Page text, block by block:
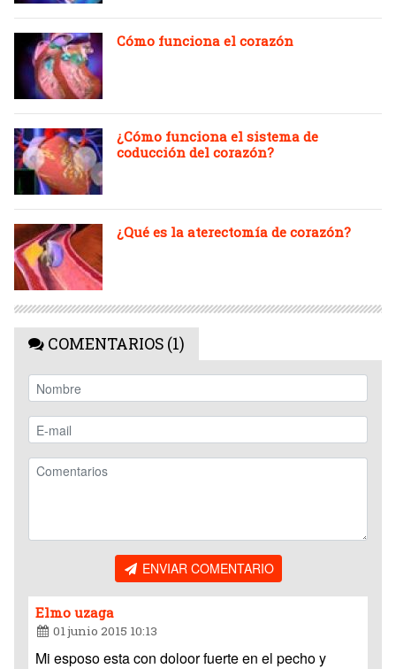
Cómo funciona el corazón
¿Cómo funciona el sistema de
coducción del corazón?
¿Qué es la aterectomía de corazón?
COMENTARIOS (1)
ENVIAR COMENTARIO
Elmo uzaga
01 junio 2015 10:13
Mi esposo esta con doloor fuerte en el pecho y